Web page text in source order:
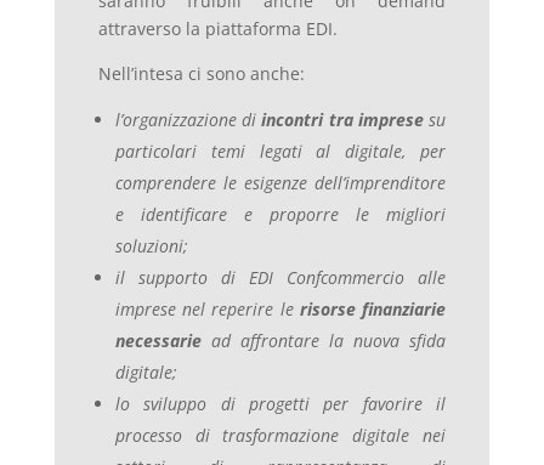
attraverso la piattaforma EDI.
Nell’intesa ci sono anche:
l’organizzazione diincontri tra impresesu
particolari temi legati al digitale, per
comprendere le esigenze dell’imprenditore
e identificare e proporre le migliori
soluzioni;
il supporto di EDI Confcommercio alle
imprese nel reperire lerisorse finanziarie
necessarie ad affrontare la nuova sfida
digitale;
lo sviluppo di progetti per favorire il
processo di trasformazione digitale nei